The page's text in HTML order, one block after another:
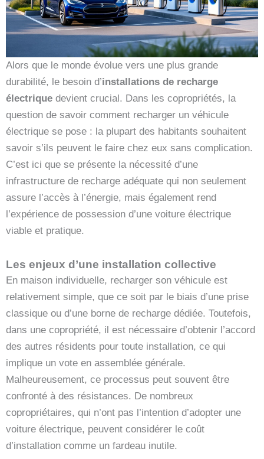
Alors que le monde évolue vers une plus grande
durabilité, le besoin d’installations de recharge
électrique devient crucial. Dans les copropriétés, la
question de savoir comment recharger un véhicule
électrique se pose : la plupart des habitants souhaitent
savoir s’ils peuvent le faire chez eux sans complication.
C’est ici que se présente la nécessité d’une
infrastructure de recharge adéquate qui non seulement
assure l’accès à l’énergie, mais également rend
l’expérience de possession d’une voiture électrique
viable et pratique.
Les enjeux d’une installation collective
En maison individuelle, recharger son véhicule est
relativement simple, que ce soit par le biais d’une prise
classique ou d’une borne de recharge dédiée. Toutefois,
dans une copropriété, il est nécessaire d’obtenir l’accord
des autres résidents pour toute installation, ce qui
implique un vote en assemblée générale.
Malheureusement, ce processus peut souvent être
confronté à des résistances. De nombreux
copropriétaires, qui n’ont pas l’intention d’adopter une
voiture électrique, peuvent considérer le coût
d’installation comme un fardeau inutile.